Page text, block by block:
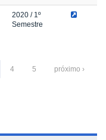
2020 / 1º
Semestre
4 5 próximo ›